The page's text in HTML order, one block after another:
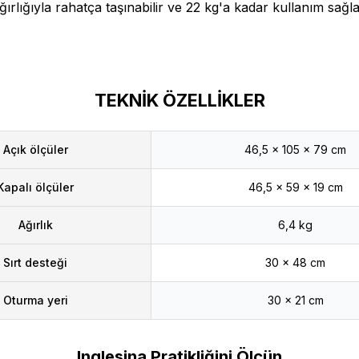
rahatça taşınabilir ve 22 kg'a kadar kullanım
TEKNİK ÖZELLİKLER
Açık ölçüler 46,5 x 105 x 79 cm
ölçüler 46,5 x 59 x 19 cm
Ağırlık 6,4 kg
Sırt desteği 30 x 48 cm
Oturma yeri 30 x 21 cm